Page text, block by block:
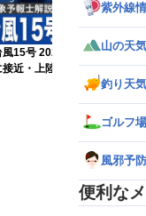
風15号 2026】今後の進路は？
接近・上陸する可能性も（7
紫外線
山の天気
釣り天気
ゴルフ
風邪予
便利な